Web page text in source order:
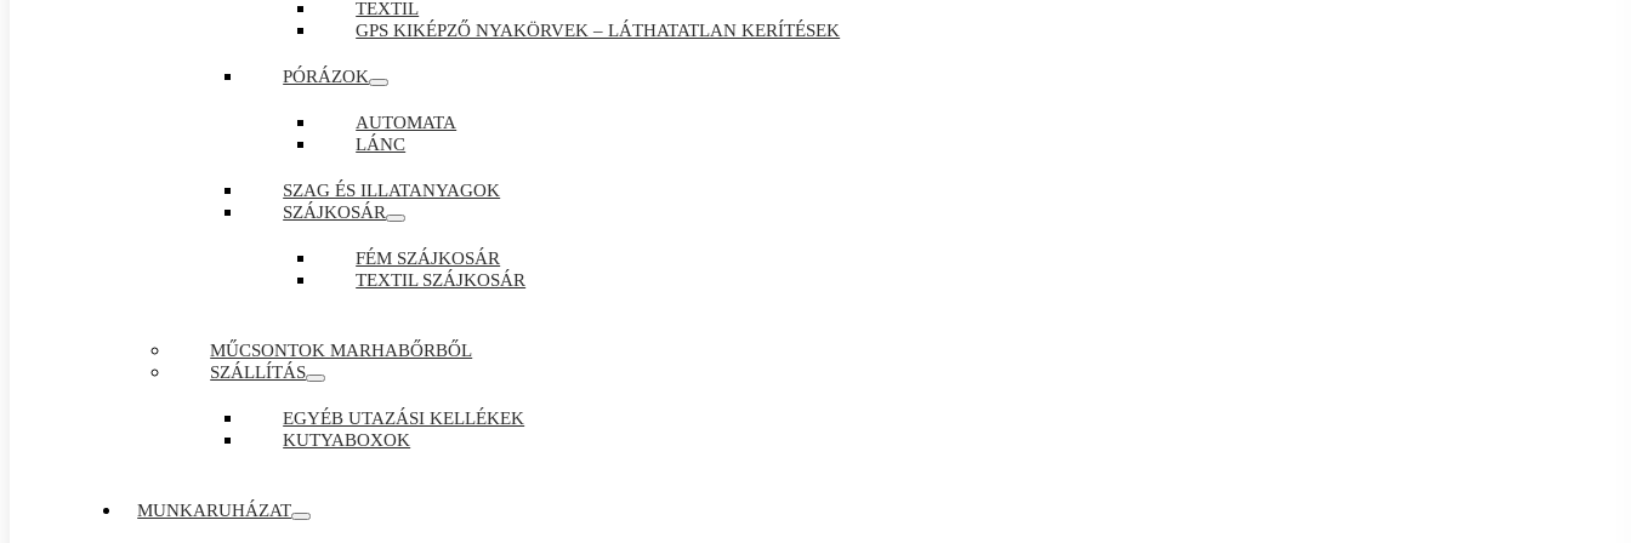
TEXTIL
GPS KIKÉPZŐ NYAKÖRVEK – LÁTHATATLAN KERÍTÉSEK
PÓRÁZOK
AUTOMATA
LÁNC
SZAG ÉS ILLATANYAGOK
SZÁJKOSÁR
FÉM SZÁJKOSÁR
TEXTIL SZÁJKOSÁR
MŰCSONTOK MARHABŐRBŐL
SZÁLLÍTÁS
EGYÉB UTAZÁSI KELLÉKEK
KUTYABOXOK
MUNKARUHÁZAT